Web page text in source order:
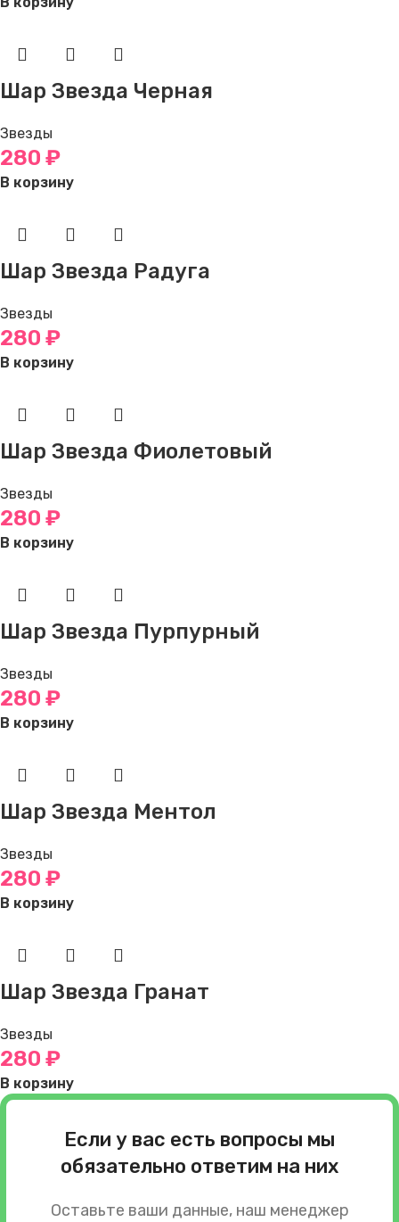
Шар Звезда Черная
Звезды
280 ₽
В корзину
Шар Звезда Радуга
Звезды
280 ₽
В корзину
Шар Звезда Фиолетовый
Звезды
280 ₽
В корзину
Шар Звезда Пурпурный
Звезды
280 ₽
В корзину
Шар Звезда Ментол
Звезды
280 ₽
В корзину
Шар Звезда Гранат
Звезды
280 ₽
В корзину
Если у вас есть вопросы мы
обязательно ответим на них
Оставьте ваши данные, наш менеджер